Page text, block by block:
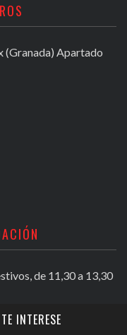
INTERESE
(Granada) Apartado
de 11,30 a 13,30
festivos, de 16,30 a
h.